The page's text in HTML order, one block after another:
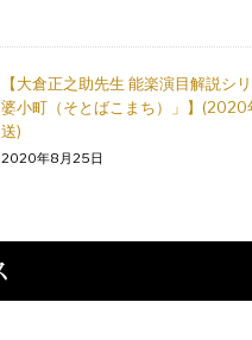
【大倉正之助先生 能楽演目解説シ
婆小町（そとばこまち）」】
送)
2020年8月25日